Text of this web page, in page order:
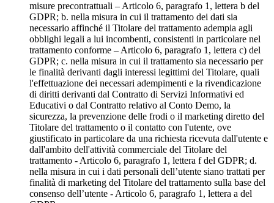
misure precontrattuali – Articolo 6, paragrafo 1, lettera b del
GDPR; b. nella misura in cui il trattamento dei dati sia
necessario affinché il Titolare del trattamento adempia agli
obblighi legali a lui incombenti, consistenti in particolare nel
trattamento conforme – Articolo 6, paragrafo 1, lettera c) del
GDPR; c. nella misura in cui il trattamento sia necessario per
le finalità derivanti dagli interessi legittimi del Titolare, quali
l'effettuazione dei necessari adempimenti e la rivendicazione
di diritti derivanti dal Contratto di Servizi Informativi ed
Educativi o dal Contratto relativo al Conto Demo, la
sicurezza, la prevenzione delle frodi o il marketing diretto del
Titolare del trattamento o il contatto con l'utente, ove
giustificato in particolare da una richiesta ricevuta dall'utente e
dall'ambito dell'attività commerciale del Titolare del
trattamento - Articolo 6, paragrafo 1, lettera f del GDPR; d.
nella misura in cui i dati personali dell’utente siano trattati per
finalità di marketing del Titolare del trattamento sulla base del
consenso dell’utente - Articolo 6, paragrafo 1, lettera a del